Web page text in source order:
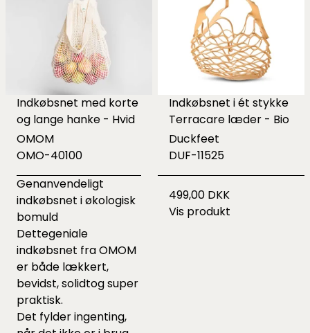
Indkøbsnet med korte
og lange hanke - Hvid
OMOM
OMO-40100
Genanvendeligt
indkøbsnet i økologisk
bomuld
Dettegeniale
indkøbsnet fra OMOM
er både lækkert,
bevidst, solidtog super
praktisk.
Det fylder ingenting,
Indkøbsnet i ét stykke
Terracare læder - Bio
Duckfeet
DUF-11525
499,00 DKK
Vis produkt